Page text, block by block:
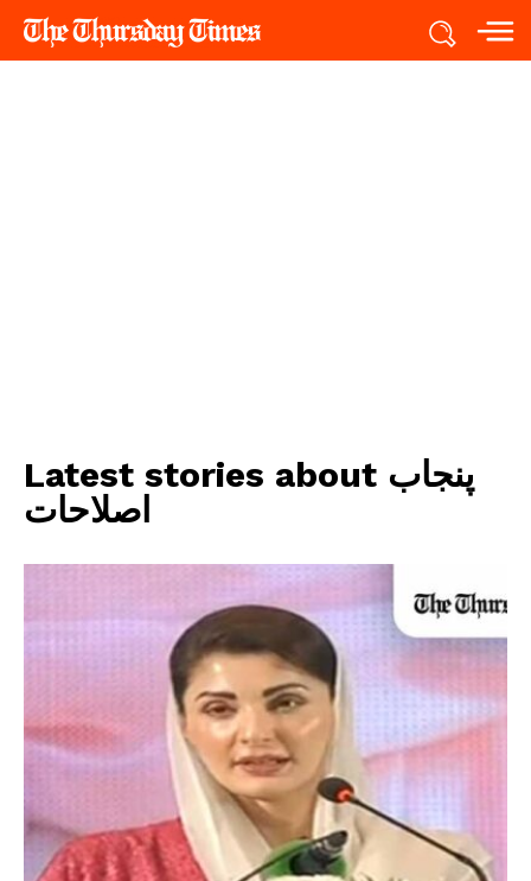
Latest stories about پنجاب
اصلاحات